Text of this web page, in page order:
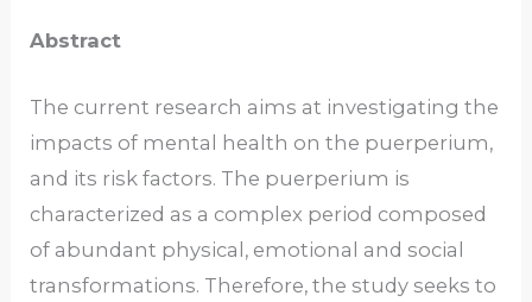
Abstract
The current research aims at investigating the
impacts of mental health on the puerperium,
and its risk factors. The puerperium is
characterized as a complex period composed
of abundant physical, emotional and social
transformations. Therefore, the study seeks to